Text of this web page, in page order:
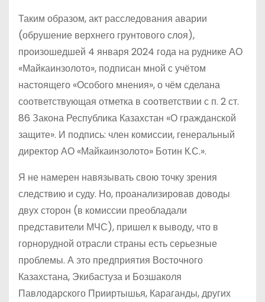
Таким образом, акт расследования аварии
(обрушение верхнего грунтового слоя),
произошедшей 4 января 2024 года на руднике АО
«Майкаинзолото», подписан мной с учётом
настоящего «Особого мнения», о чём сделана
соответствующая отметка в соответствии с п. 2 ст.
86 Закона Республика Казахстан «О гражданской
защите». И подпись: член комиссии, генеральный
директор АО «Майкаинзолото» Ботин К.С.».
Я не намерен навязывать свою точку зрения
следствию и суду. Но, проанализировав доводы
двух сторон (в комиссии преобладали
представители МЧС), пришел к выводу, что в
горнорудной отрасли страны есть серьезные
проблемы. А это предприятия Восточного
Казахстана, Экибастуза и Бозшаколя
Павлодарского Прииртышья, Караганды, других